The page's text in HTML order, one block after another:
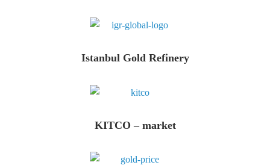
Istanbul Gold Refinery
KITCO – market